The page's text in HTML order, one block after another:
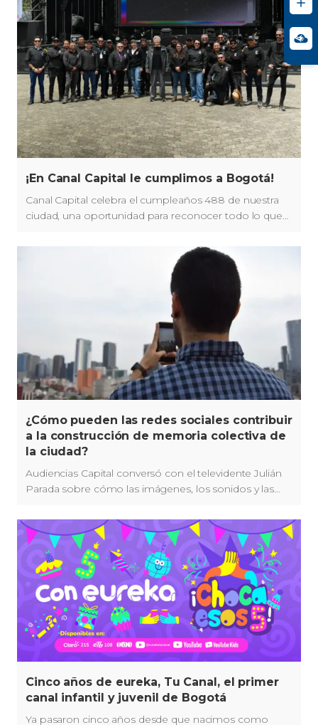
¡En Canal Capital le cumplimos a Bogotá!
Canal Capital celebra el cumpleaños 488 de nuestra
ciudad, una oportunidad para reconocer todo lo que
con su cuidado, su desarrollo y su futuro.
¿Cómo pueden las redes sociales contribuir
a la construcción de memoria colectiva de
la ciudad?
Audiencias Capital conversó con el televidente Julián
Parada sobre cómo las imágenes, los sonidos y las
Bogotá.
Cinco años de eureka, Tu Canal, el primer
canal infantil y juvenil de Bogotá
Ya pasaron cinco años desde que nacimos como